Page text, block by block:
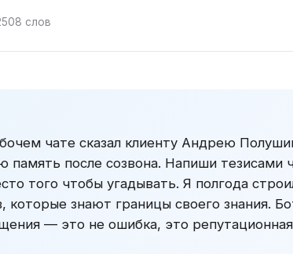
слов
чате сказал клиенту Андрею
память после созвона. Напиши тезисами
того чтобы угадывать. Я полгода
которые знают границы своего знания.
— это не ошибка, это